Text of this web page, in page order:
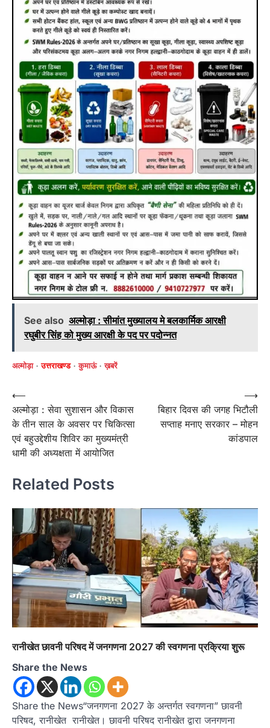
See also अल्मोड़ा : सीमांत मुख्यालय मे बलकार्मिक आरक्षी
रघुबीर सिंह को मुख्य आरक्षी के पद पर पदोन्नत
अल्मोड़ा उत्तराखण्ड कुमाऊं ख़बरें
Post
navigation
⟵
अल्मोड़ा : सेवा सुशासन और विकास
के तीन साल के अवसर पर चिकित्सा
एवं बहुउद्देशीय शिविर का मुख्यमंत्री
धामी की अध्यक्षता में आयोजित
बिहार दिवस की जगह भिटौली
सप्ताह मनाए सरकार – मोहन
कांडपाल
⟶
Related Posts
रानीखेत छावनी परिषद में जनगणना 2027 की स्वगणना प्रक्रिया शुरू
Share the News
Share the News“जनगणना 2027 के अन्तर्गत स्वगणना” छावनी
परिषद, रानीखेत रानीखेत। छावनी परिषद रानीखेत द्वारा जनगणना